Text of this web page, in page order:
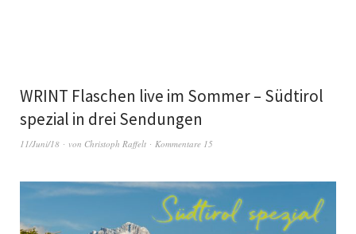
WRINT Flaschen live im Sommer – Südtirol
spezial in drei Sendungen
11/Juni/18 von Christoph Raffelt Kommentare 15